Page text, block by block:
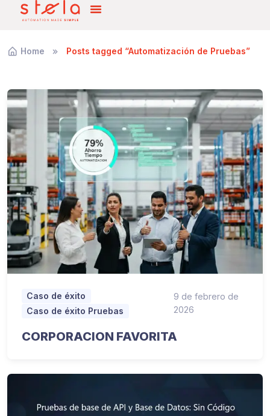
Home Posts tagged “Automatización de Pruebas”
Caso de éxito
Caso de éxito Pruebas
9 de febrero de
2026
CORPORACION FAVORITA